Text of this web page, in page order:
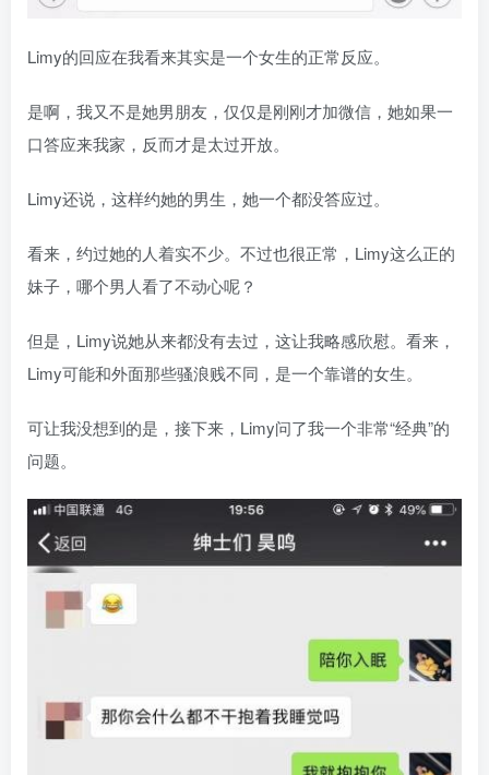
Limy的回应在我看来其实是一个女生的正常反应。
是啊，我又不是她男朋友，仅仅是刚刚才加微信，她如果一
口答应来我家，反而才是太过开放。
Limy还说，这样约她的男生，她一个都没答应过。
看来，约过她的人着实不少。不过也很正常，Limy这么正的
妹子，哪个男人看了不动心呢？
但是，Limy说她从来都没有去过，这让我略感欣慰。看来，
Limy可能和外面那些骚浪贱不同，是一个靠谱的女生。
可让我没想到的是，接下来，Limy问了我一个非常“经典”的
问题。